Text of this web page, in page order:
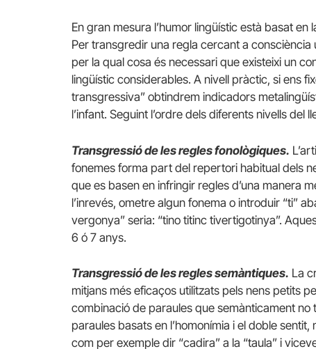
En gran mesura l’humor lingüístic està basat
Per transgredir una regla cercant a
per la qual cosa és necessari que existeixi un
lingüístic considerables. A nivell pràctic, si ens
transgressiva” obtindrem indicadors
l’infant. Seguint l’ordre dels diferents nivells del
Transgressió de les regles fonològiques.
fonemes forma part del repertori habitual dels
que es basen en infringir regles d’una manera
l’inrevés, ometre algun fonema o introduir “ti”
vergonya” seria: “tino titinc tivertigotinya”.
6 ó 7 anys.
Transgressió de les regles semàntiques. La
mitjans més eficaços utilitzats pels nens petits
combinació de paraules que semànticament
paraules basats en l’homonímia i el doble
com per exemple dir “cadira” a la “taula” i